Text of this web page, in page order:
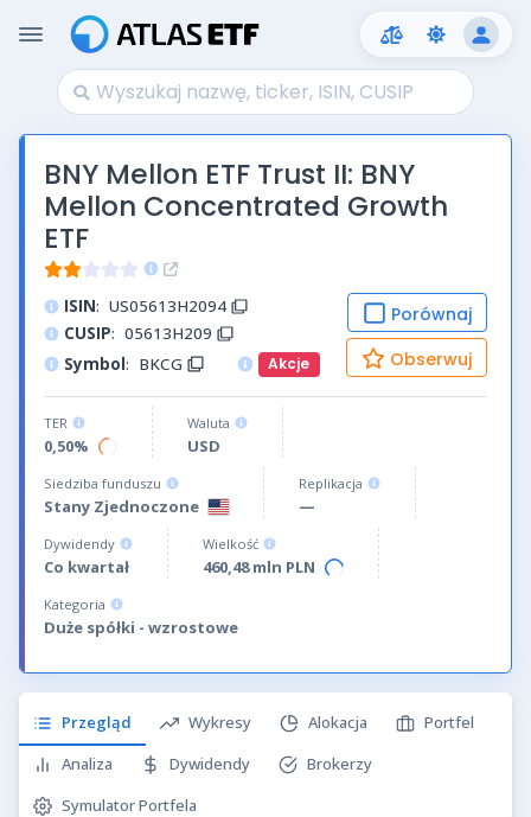
BNY Mellon ETF Trust II: BNY
Mellon Concentrated Growth
ETF
ISIN: US05613H2094
CUSIP: 05613H209
Symbol: BKCG Akcje
Porównaj
Obserwuj
TER
0,50%
Waluta
USD
Siedziba funduszu
Stany Zjednoczone
Replikacja
—
Dywidendy
Co kwartał
Wielkość
460,48 mln PLN
Kategoria
Duże spółki - wzrostowe
Przegląd Wykresy Alokacja
Portfel
Analiza
Dywidendy
Brokerzy
Symulator Portfela